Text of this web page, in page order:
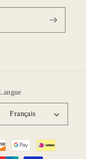
Français